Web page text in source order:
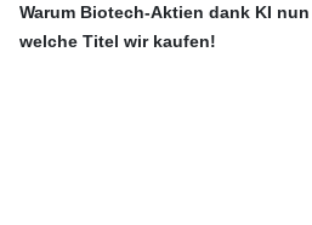
Warum Biotech-Aktien dank KI
welche Titel wir kaufen!